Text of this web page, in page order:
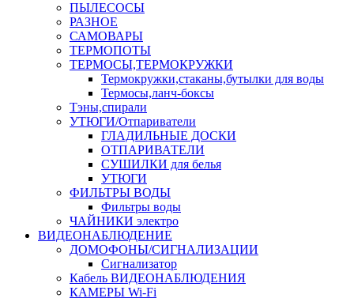
ПЫЛЕСОСЫ
РАЗНОЕ
САМОВАРЫ
ТЕРМОПОТЫ
ТЕРМОСЫ,ТЕРМОКРУЖКИ
Термокружки,стаканы,бутылки для воды
Термосы,ланч-боксы
Тэны,спирали
УТЮГИ/Отпариватели
ГЛАДИЛЬНЫЕ ДОСКИ
ОТПАРИВАТЕЛИ
СУШИЛКИ для белья
УТЮГИ
ФИЛЬТРЫ ВОДЫ
Фильтры воды
ЧАЙНИКИ электро
ВИДЕОНАБЛЮДЕНИЕ
ДОМОФОНЫ/СИГНАЛИЗАЦИИ
Сигнализатор
Кабель ВИДЕОНАБЛЮДЕНИЯ
КАМЕРЫ Wi-Fi